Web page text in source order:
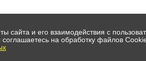
сайта и его взаимодействия с
на обработку файлов